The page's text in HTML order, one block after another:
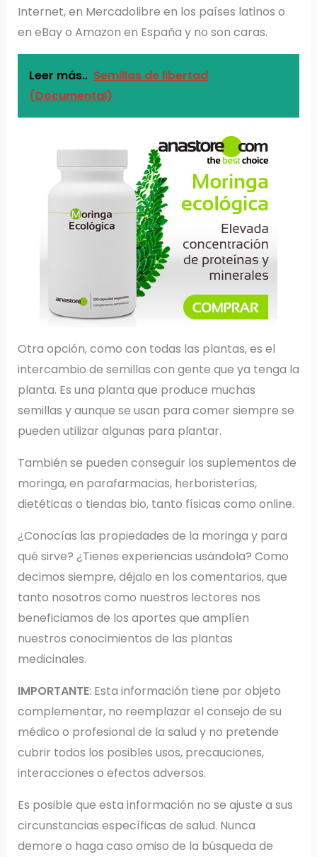
Internet, en Mercadolibre en los países latinos o
en eBay o Amazon en España y no son caras.
Leer más.. Semillas de libertad
(Documental)
Otra opción, como con todas las plantas, es el
intercambio de semillas con gente que ya tenga la
planta. Es una planta que produce muchas
semillas y aunque se usan para comer siempre se
pueden utilizar algunas para plantar.
También se pueden conseguir los suplementos de
moringa, en parafarmacias, herboristerías,
dietéticas o tiendas bio, tanto físicas como online.
¿Conocías las propiedades de la moringa y para
qué sirve? ¿Tienes experiencias usándola? Como
decimos siempre, déjalo en los comentarios, que
tanto nosotros como nuestros lectores nos
beneficiamos de los aportes que amplíen
nuestros conocimientos de las plantas
medicinales.
IMPORTANTE: Esta información tiene por objeto
complementar, no reemplazar el consejo de su
médico o profesional de la salud y no pretende
cubrir todos los posibles usos, precauciones,
interacciones o efectos adversos.
Es posible que esta información no se ajuste a sus
circunstancias específicas de salud. Nunca
demore o haga caso omiso de la búsqueda de